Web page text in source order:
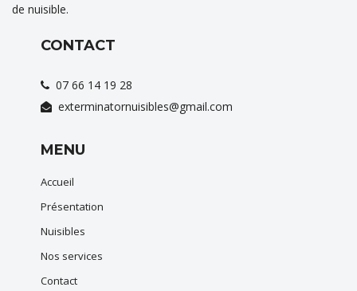
de nuisible.
CONTACT
07 66 14 19 28
exterminatornuisibles@gmail.com
MENU
Accueil
Présentation
Nuisibles
Nos services
Contact